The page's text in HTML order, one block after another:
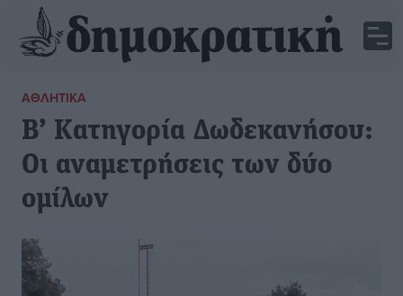
ΑΘΛΗΤΙΚΆ
Β’ Κατηγορία Δωδεκανήσου:
Οι αναμετρήσεις των δύο
ομίλων